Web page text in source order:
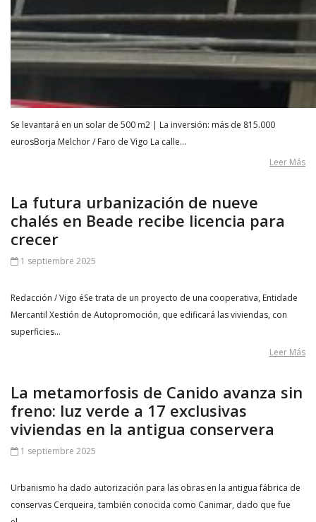
Se levantará en un solar de 500 m2 | La inversión: más de 815.000
eurosBorja Melchor / Faro de Vigo La calle…
Leer Más
La futura urbanización de nueve
chalés en Beade recibe licencia para
crecer
1 septiembre 2025
Redacción / Vigo éSe trata de un proyecto de una cooperativa, Entidade
Mercantil Xestión de Autopromoción, que edificará las viviendas, con
superficies…
Leer Más
La metamorfosis de Canido avanza sin
freno: luz verde a 17 exclusivas
viviendas en la antigua conservera
1 septiembre 2025
Urbanismo ha dado autorización para las obras en la antigua fábrica de
conservas Cerqueira, también conocida como Canimar, dado que fue